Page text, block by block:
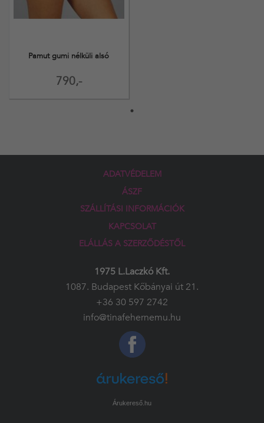
790,-
Pamut gumi nélküli alsó
ADATVÉDELEM
ÁSZF
SZÁLLÍTÁSI INFORMÁCIÓK
KAPCSOLAT
ELÁLLÁS A SZERZŐDÉSTŐL
1975 L.Laczkó Kft.
1087. Budapest Kőbányai út 21.
+36 30 597 2742
info@tinafehernemu.hu
Árukereső.hu